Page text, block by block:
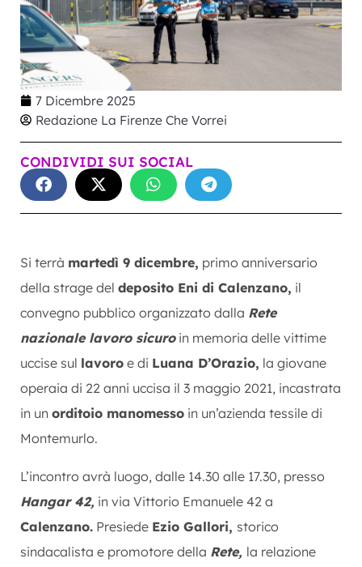
7 Dicembre 2025
Redazione La Firenze Che Vorrei
CONDIVIDI SUI SOCIAL
Si terrà martedì 9 dicembre, primo anniversario
della strage del deposito Eni di Calenzano, il
convegno pubblico organizzato dalla Rete
nazionale lavoro sicuroin memoria delle vittime
uccise sul lavoro e di Luana D’Orazio, la giovane
operaia di 22 anni uccisa il 3 maggio 2021, incastrata
in un orditoio manomesso in un’azienda tessile di
Montemurlo.
L’incontro avrà luogo, dalle 14.30 alle 17.30, presso
Hangar 42, in via Vittorio Emanuele 42 a
Calenzano. Presiede Ezio Gallori, storico
sindacalista e promotore della Rete, la relazione